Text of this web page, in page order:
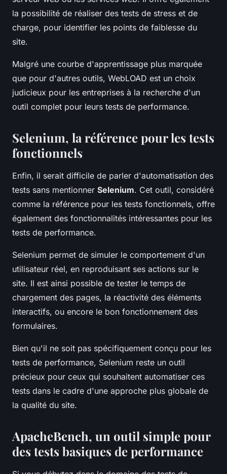
la possibilité de réaliser des tests de stress et de
charge, pour identifier les points de faiblesse du
site.
Malgré une courbe d'apprentissage plus marquée
que pour d'autres outils, WebLOAD est un choix
judicieux pour les entreprises à la recherche d'un
outil complet pour leurs tests de performance.
Selenium, la référence pour les tests
fonctionnels
Enfin, il serait difficile de parler d'automatisation des
tests sans mentionner Selenium. Cet outil, considéré
comme la référence pour les tests fonctionnels, offre
également des fonctionnalités intéressantes pour les
tests de performance.
Selenium permet de simuler le comportement d'un
utilisateur réel, en reproduisant ses actions sur le
site. Il est ainsi possible de tester le temps de
chargement des pages, la réactivité des éléments
interactifs, ou encore le bon fonctionnement des
formulaires.
Bien qu'il ne soit pas spécifiquement conçu pour les
tests de performance, Selenium reste un outil
précieux pour ceux qui souhaitent automatiser ces
tests dans le cadre d'une approche plus globale de
la qualité du site.
ApacheBench, un outil simple pour
des tests basiques de performance